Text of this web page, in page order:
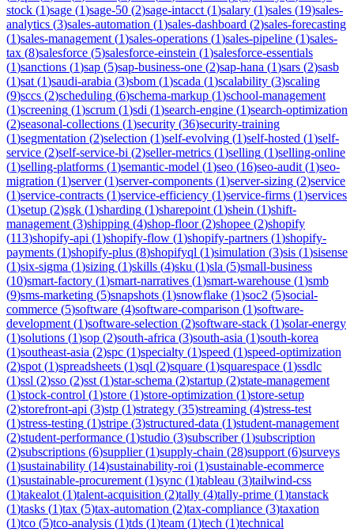
stock (1)sage (1)sage-50 (2)sage-intacct (1)salary (1)sales (19)sales-
analytics (3)sales-automation (1)sales-dashboard (2)sales-forecasting
(1)sales-management (1)sales-operations (1)sales-pipeline (1)sales-
tax (8)salesforce (5)salesforce-einstein (1)salesforce-essentials
(1)sanctions (1)sap (5)sap-business-one (2)sap-hana (1)sars (2)sasb
(1)sat (1)saudi-arabia (3)sbom (1)scada (1)scalability (3)scaling
(9)sccs (2)scheduling (6)schema-markup (1)school-management
(1)screening (1)scrum (1)sdi (1)search-engine (1)search-optimization
(2)seasonal-collections (1)security (36)security-training
(1)segmentation (2)selection (1)self-evolving (1)self-hosted (1)self-
service (2)self-service-bi (2)seller-metrics (1)selling (1)selling-online
(1)selling-platforms (1)semantic-model (1)seo (16)seo-audit (1)seo-
migration (1)server(1)server-components (1)server-sizing (2)service
(1)service-contracts (1)service-efficiency (1)service-firms (1)services
(1)setup (2)sgk (1)sharding (1)sharepoint (1)shein (1)shift-
management (3)shipping (4)shop-floor(2)shopee (2)shopify
(113)shopify-api (1)shopify-flow (1)shopify-partners (1)shopify-
payments (1)shopify-plus (8)shopifyql (1)simulation (3)sis (1)sisense
(1)six-sigma (1)sizing (1)skills (4)sku (1)sla (5)small-business
(10)smart-factory (1)smart-narratives (1)smart-warehouse (1)smb
(9)sms-marketing (5)snapshots (1)snowflake (1)soc2 (5)social-
commerce (5)software (4)software-comparison (1)software-
development (1)software-selection (2)software-stack (1)solar-energy
(1)solutions (1)sop (2)south-africa (3)south-asia (1)south-korea
(1)southeast-asia (2)spc (1)specialty (1)speed (1)speed-optimization
(2)spot (1)spreadsheets (1)sql (2)square (1)squarespace (1)ssdlc
(1)ssl (2)sso (2)sst (1)star-schema (2)startup (2)state-management
(1)stock-control (1)store (1)store-optimization (1)store-setup
(2)storefront-api (3)stp (1)strategy (35)streaming (4)stress-test
(1)stress-testing (1)stripe (3)structured-data (1)student-management
(2)student-performance (1)studio (3)subscriber(1)subscription
(2)subscriptions (6)supplier(1)supply-chain (28)support (6)surveys
(1)sustainability (14)sustainability-roi (1)sustainable-ecommerce
(1)sustainable-procurement (1)sync (1)tableau (3)tailwind-css
(1)takealot (1)talent-acquisition (2)tally (4)tally-prime (1)tanstack
(1)tasks (1)tax (5)tax-automation (2)tax-compliance (3)taxation
(1)tco (5)tco-analysis (1)tds (1)team (1)tech (1)technical